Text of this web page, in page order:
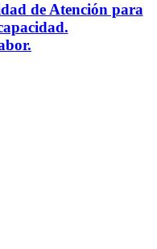
de Atención para